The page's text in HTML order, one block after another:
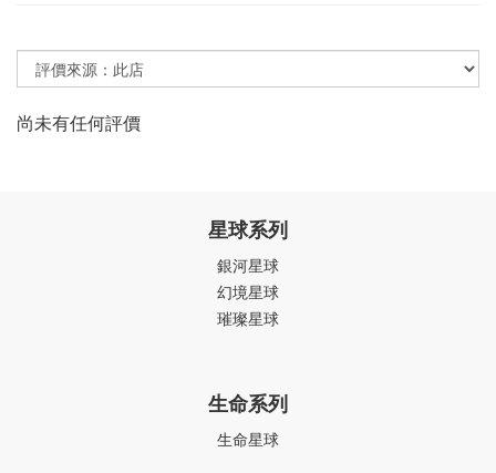
尚未有任何評價
星球系列
銀河星球
幻境星球
璀璨星球
生命系列
生命星球